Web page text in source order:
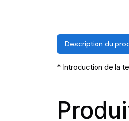
Description du
* Introduction de la